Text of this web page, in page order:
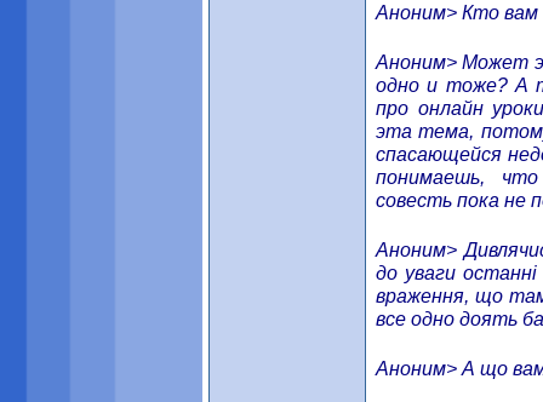
Аноним> Кто вам
Аноним> Может
одно и тоже? А
про онлайн
эта тема,
спасающейся
понимаешь,
совесть пока не
Аноним>
до уваги
враження, що
все одно доять
Аноним> А що вам